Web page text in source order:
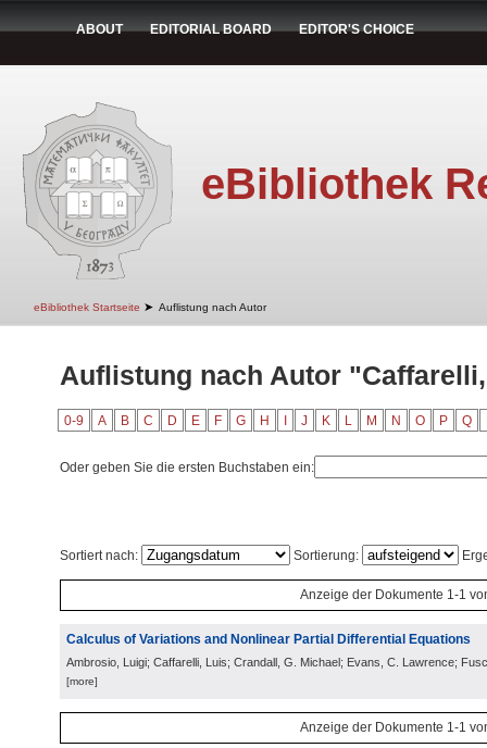
ABOUT EDITORIAL BOARD EDITOR'S CHOICE
eBibliothek
eBibliothek Startseite ➤ Auflistung nach Autor
Auflistung nach Autor
0-9 A B C D E F G H J K L M N O P Q
Oder geben Sie die ersten Buchstaben ein:
Sortiert nach: Sortierung:
Anzeige der Dokumente 1-1
Calculus of Variations and Nonlinear Partial Differential Equations
Ambrosio, Luigi; Caffarelli, Luis; Crandall, G. Michael; Evans, C. Lawrence;
[more]
Anzeige der Dokumente 1-1